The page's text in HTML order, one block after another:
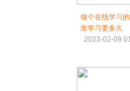
做个在线学习
发学习要多久
2023-02-09